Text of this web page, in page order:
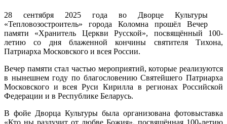
28 сентября 2025 года во Дворце Культуры
«Тепловозостроитель» города Коломна прошёл Вечер
памяти «Хранитель Церкви Русской», посвящённый 100-
летию со дня блаженной кончины святителя Тихона,
Патриарха Московского и всея России.
Вечер памяти стал частью мероприятий, которые реализуются
в нынешнем году по благословению Святейшего Патриарха
Московского и всея Руси Кирилла в регионах Российской
Федерации и в Республике Беларусь.
В фойе Дворца Культуры была организована фотовыставка
«Кто ны разлучит от любве Божия», посвящённая 100-летию